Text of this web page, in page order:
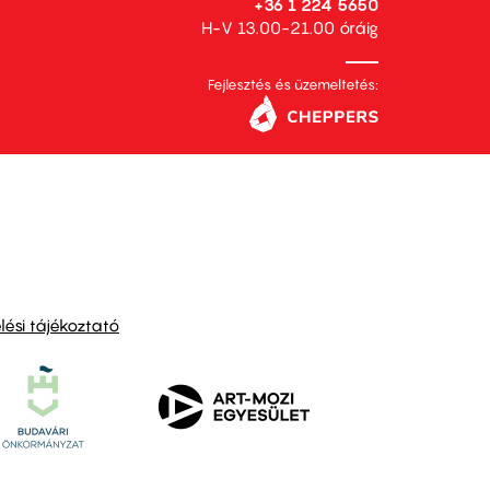
+36 1 224 5650
H-V 13.00-21.00 óráig
Fejlesztés és üzemeltetés:
tájékoztató